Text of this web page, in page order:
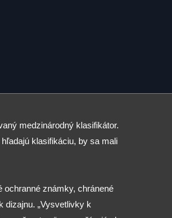
medzinárodný klasifikátor.
klasifikáciu, by sa mali
ochranné známky, chránené
dizajnu. „Vysvetlivky k